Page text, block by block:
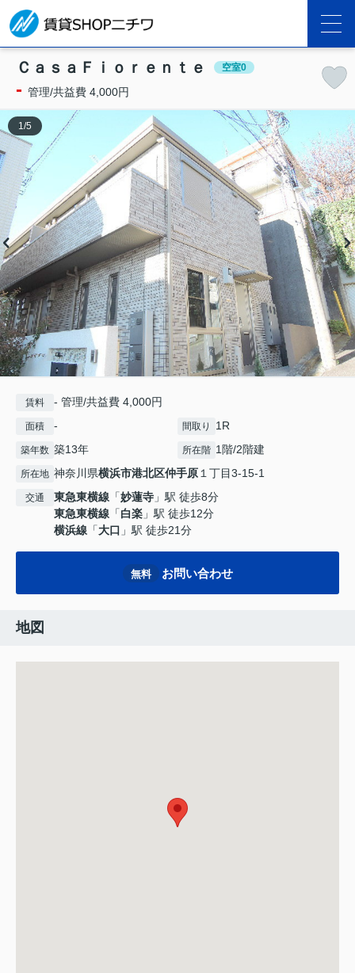
ＣａｓａＦｉｏｒｅｎｔｅ 空室0
- 管理/共益費 4,000円
1 /5
賃料 - 管理/共益費 4,000円
面積 - 間取り 1R
築年数 築13年 所在階 1階/2階建
所在地 神奈川県横浜市港北区仲手原 １丁目3-15-1
交通 東急東横線 「妙蓮寺 」駅 徒歩8分
東急東横線 「白楽 」駅 徒歩12分
横浜線 「大口 」駅 徒歩21分
無料 お問い合わせ
地図